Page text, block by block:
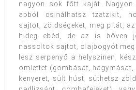
nagyon sok főtt kaját.
abból csinálhatsz tzatzikit,
sajtot, zöldségeket, meg pitát,
hideg ebéd, de az is bőven
nassoltok sajtot, olajbogyót meg
lesz serpenyő a helyszínen,
omlettet (gombásat,
kenyeret, sült húst, süthetsz